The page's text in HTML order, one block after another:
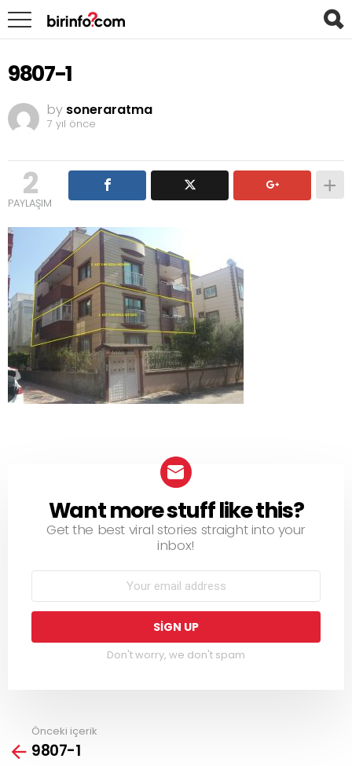
9807-1
by soneraratma
7 yıl önce
2
PAYLAŞIM
NEWSLETTER
Want more stuff like this?
Get the best viral stories straight into your
inbox!
Don't worry, we don't spam
more
Önceki içerik
9807-1